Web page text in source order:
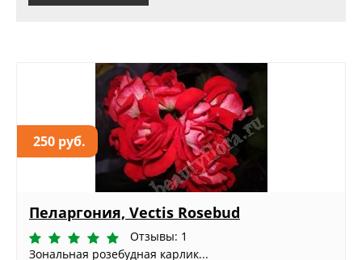
250 руб.
Пеларгония, Vectis Rosebud
Отзывы: 1
Зональная розебудная карлик...